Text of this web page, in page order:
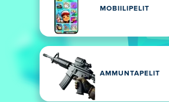
MOBIILIPELIT
AMMUNTAPELIT